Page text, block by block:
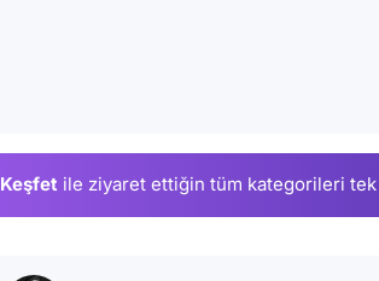
Keşfet ile ziyaret ettiğin tüm kategorileri tek